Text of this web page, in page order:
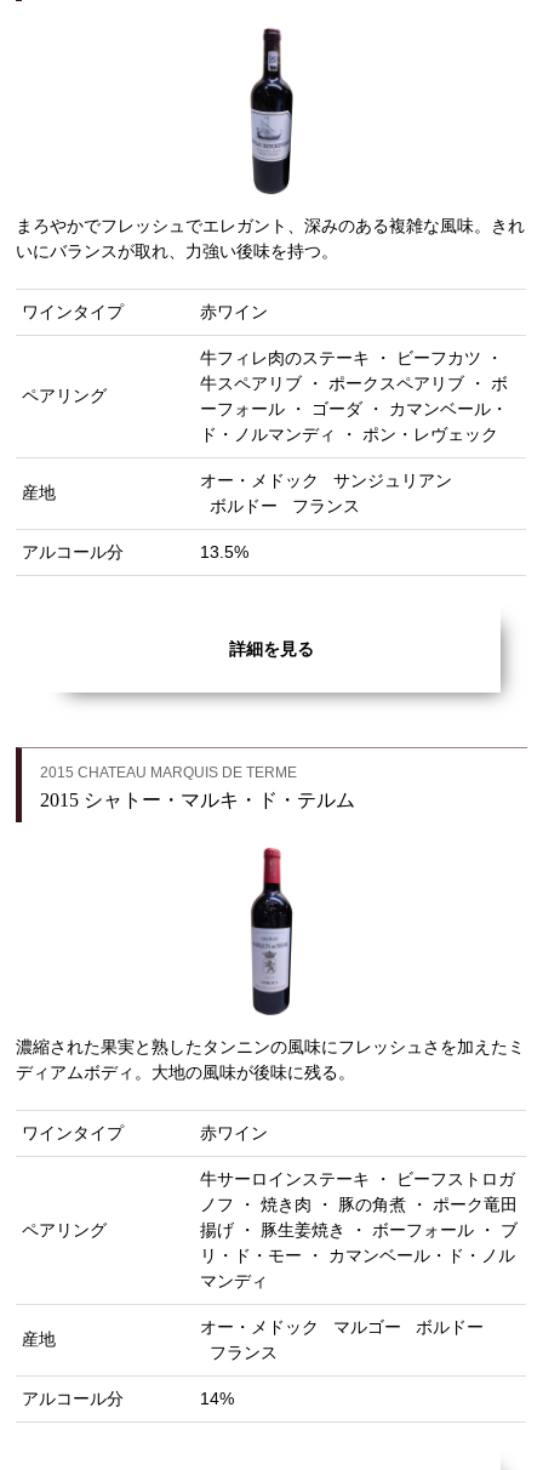
まろやかでフレッシュでエレガント、深みのある複雑な風味。きれ
いにバランスが取れ、力強い後味を持つ。
ワインタイプ 赤ワイン
ペアリング
牛フィレ肉のステーキ ・ ビーフカツ ・
牛スペアリブ ・ ポークスペアリブ ・ ボ
ーフォール ・ ゴーダ ・ カマンベール・
ド・ノルマンディ ・ ポン・レヴェック
産地
オー・メドック
サンジュリアン
ボルドー
フランス
アルコール分 13.5%
詳細を見る
2015 CHATEAU MARQUIS DE TERME
2015 シャトー・マルキ・ド・テルム
濃縮された果実と熟したタンニンの風味にフレッシュさを加えたミ
ディアムボディ。大地の風味が後味に残る。
ワインタイプ 赤ワイン
ペアリング
牛サーロインステーキ ・ ビーフストロガ
ノフ ・ 焼き肉 ・ 豚の角煮 ・ ポーク竜田
揚げ ・ 豚生姜焼き ・ ボーフォール ・ ブ
リ・ド・モー ・ カマンベール・ド・ノル
マンディ
産地
オー・メドック マルゴー
ボルドー
フランス
アルコール分 14%